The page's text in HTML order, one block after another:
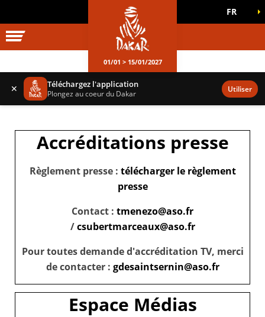
DAKAR
OFFICIELS FR
01/01 > 15/01/2027
✕ Téléchargez l'application
Plongez au coeur du Dakar Utiliser
Accréditations presse
Règlement presse : télécharger le règlement
presse
Contact : tmenezo@aso.fr
/csubertmarceaux@aso.fr
Pour toutes demande d'accréditation TV, merci
de contacter : gdesaintsernin@aso.fr
Espace Médias